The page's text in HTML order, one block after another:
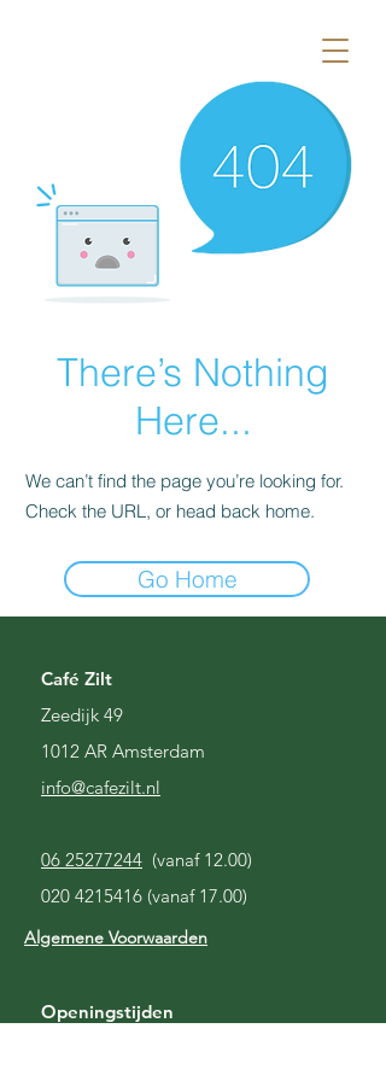
There’s Nothing
Here...
We can’t find the page you’re looking for.
Check the URL, or head back home.
Go Home
Café Zilt
Zeedijk 49
1012 AR Amsterdam
info@cafezilt.nl
06 25277244 (vanaf 12.00)
020 4215416 (vanaf 17.00)
Algemene Voorwaarden
Openingstijden